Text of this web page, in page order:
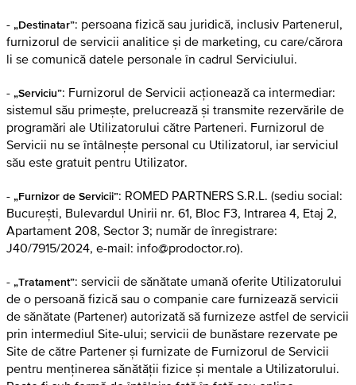
- „Destinatar”: persoana fizică sau juridică, inclusiv Partenerul,
furnizorul de servicii analitice și de marketing, cu care/cărora
li se comunică datele personale în cadrul Serviciului.
- „Serviciu”: Furnizorul de Servicii acționează ca intermediar:
sistemul său primește, prelucrează și transmite rezervările de
programări ale Utilizatorului către Parteneri. Furnizorul de
Servicii nu se întâlnește personal cu Utilizatorul, iar serviciul
său este gratuit pentru Utilizator.
- „Furnizor de Servicii”: ROMED PARTNERS S.R.L. (sediu social:
București, Bulevardul Unirii nr. 61, Bloc F3, Intrarea 4, Etaj 2,
Apartament 208, Sector 3; număr de înregistrare:
J40/7915/2024, e-mail: info@prodoctor.ro).
- „Tratament”: servicii de sănătate umană oferite Utilizatorului
de o persoană fizică sau o companie care furnizează servicii
de sănătate (Partener) autorizată să furnizeze astfel de servicii
prin intermediul Site-ului; servicii de bunăstare rezervate pe
Site de către Partener și furnizate de Furnizorul de Servicii
pentru menținerea sănătății fizice și mentale a Utilizatorului.